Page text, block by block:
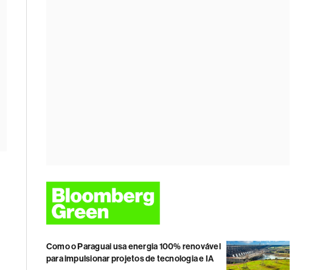
Como o Paraguai usa energia 100% renovável
para impulsionar projetos de tecnologia e IA